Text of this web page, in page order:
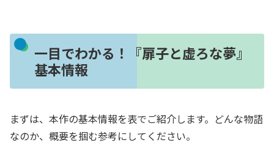
一目でわかる！『扉子と虚ろな夢』
基本情報
まずは、本作の基本情報を表でご紹介します。どんな物語
なのか、概要を掴む参考にしてください。